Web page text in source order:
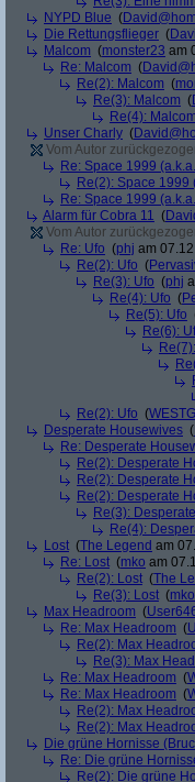
NYPD Blue (
Die Rettungsflieger (
Malcom (monster23 am
Re: Malcom (
Re(2): Malcom (
Re(3): Malcom (
Re(4): Malcom
Unser Charly (
Vom Autor
Re: Space 1999
Re(2): Space 1999
Re: Space 1999
Alarm für Cobra 11 (
Vom Autor
Re: Ufo (phj am
Re(2): Ufo (
Re(3): Ufo (phj
Re(4): Ufo (
Re(5): Ufo
Re(6):
Re(2): Ufo (
Desperate Housewives (
Re: Desperate
Re(2): Desperate
Re(2): Desperate
Re(2): Desperate
Re(3):
Re(4):
Lost (The Legend am
Re: Lost (mko am
Re(2): Lost (The
Re(3): Lost (mko
Max Headroom (
Re: Max Headroom (
Re(2): Max
Re(3): Max
Re: Max Headroom (
Re: Max Headroom (
Re(2): Max
Re(2): Max
Die grüne Hornisse
Re: Die grüne
Re(2): Die grüne